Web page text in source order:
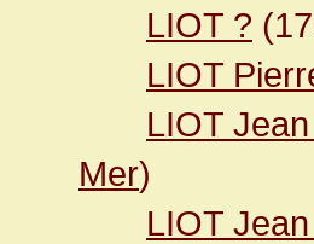
LIOT ?
LIOT
LIOT
Mer)
LIOT